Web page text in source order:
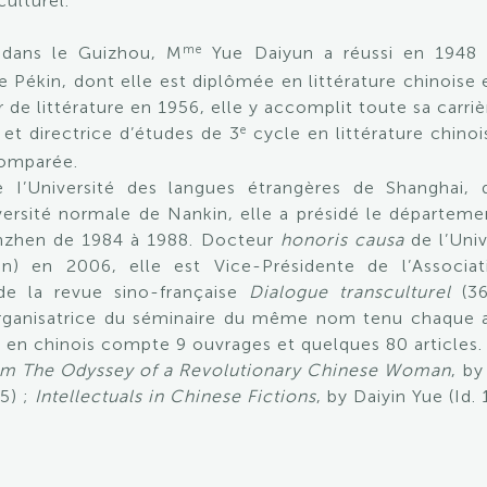
le Guizhou, M me
Yue Daiyun a réussi en 1948
Pékin, dont elle est diplômée en littérature chinoise
de littérature en 1956, elle y accomplit toute sa
directrice d’études de 3e
cycle en littérature
I’Université des langues étrangères de Shanghai,
normale de Nankin, elle a présidé le
de 1984 à 1988. Docteur honoris causa de
en 2006, elle est Vice-Présidente de
la revue sino-française Dialogue transculturel
du séminaire du même nom tenu chaque
en chinois compte 9 ouvrages et quelques 80 articles.
The Odyssey of a Revolutionary Chinese Woman, by
; Intellectuals in Chinese Fictions, by Daiyin Yue (Id.